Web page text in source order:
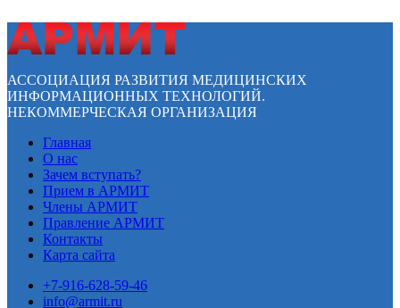
АССОЦИАЦИЯ РАЗВИТИЯ МЕДИЦИНСКИХ
ИНФОРМАЦИОННЫХ ТЕХНОЛОГИЙ.
НЕКОММЕРЧЕСКАЯ ОРГАНИЗАЦИЯ
Главная
О нас
Зачем вступать?
Прием в АРМИТ
Члены АРМИТ
Правление АРМИТ
Контакты
Карта сайта
+7-916-628-59-46
info@armit.ru